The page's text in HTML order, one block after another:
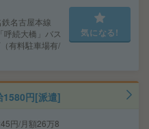
名古屋本線
呼続大橋」バス
有料駐車場有/
気になる!
1580円[派遣]
円/月額26万8